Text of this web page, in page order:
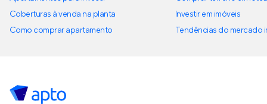
Coberturas à venda na planta
Como comprar apartamento
Investir em imóveis
Tendências do mercado